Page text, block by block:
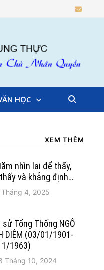
HỌC
XEM THÊM
nhìn lại để thấy,
và khẳng định…
Tháng 4, 2025
sử Tổng Thống NGÔ
DIỆM (03/01/1901-
1963)
Tháng 10, 2024